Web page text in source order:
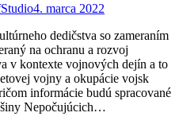
4. marca 2022
dedičstva so zameraním
na ochranu a rozvoj
v kontexte vojnových dejín a to
vojny a okupácie vojsk
informácie budú spracované
Nepočujúcich…